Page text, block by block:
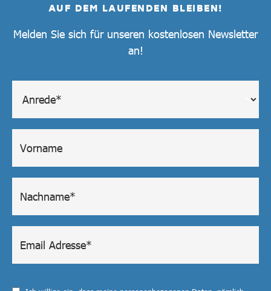
AUF DEM LAUFENDEN BLEIBEN!
Melden Sie sich für unseren kostenlosen Newsletter
an!